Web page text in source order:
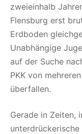
zweieinhalb
Flensburg erst
Erdboden
Unabhängige
auf der Suche
PKK von
überfallen.
Gerade in Zeiten,